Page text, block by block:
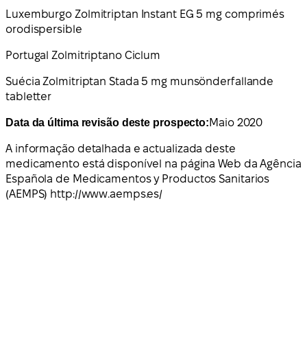
Luxemburgo Zolmitriptan Instant EG 5 mg comprimés
orodispersible
Portugal Zolmitriptano Ciclum
Suécia Zolmitriptan Stada 5 mg munsönderfallande
tabletter
Data da última revisão deste prospecto:Maio 2020
A informação detalhada e actualizada deste
medicamento está disponível na página Web da Agência
Española de Medicamentos y Productos Sanitarios
(AEMPS) http://www.aemps.es/